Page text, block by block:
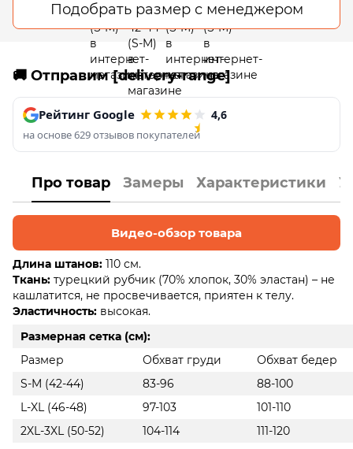
Подобрать размер с менеджером
🚚 Отправим [delivery-range]
Рейтинг Google 4,6
на основе 629 отзывов покупателей
Про товар Замеры Характеристики
Видео-обзор товара
Длина штанов: 110 см.
Ткань: турецкий рубчик (70% хлопок, 30% эластан) – не
кашлатится, не просвечивается, приятен к телу.
Эластичность: высокая.
Размерная сетка (см):
Размер
Обхват груди
Обхват бедер
S-M (42-44)
83-96
88-100
L-XL (46-48)
97-103
101-110
2XL-3XL (50-52)
104-114
111-120